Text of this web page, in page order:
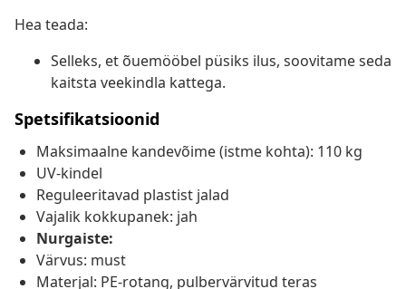
Hea teada:
Selleks, et õuemööbel püsiks ilus, soovitame seda
kaitsta veekindla kattega.
Spetsifikatsioonid
Maksimaalne kandevõime (istme kohta): 110 kg
UV-kindel
Reguleeritavad plastist jalad
Vajalik kokkupanek: jah
Nurgaiste:
Värvus: must
Materjal: PE-rotang, pulbervärvitud teras